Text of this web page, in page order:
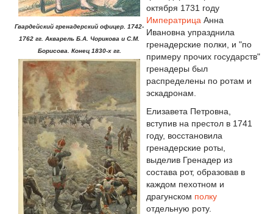
Гвардейский гренадерский офицер. 1742-
1762 гг. Акварель Б.А. Чорикова и С.М.
Борисова. Конец 1830-х гг.
октября 1731 году
Императрица Анна
Ивановна упразднила
гренадерские полки, и "по
примеру прочих государств"
гренадеры был
распределены по ротам и
эскадронам.
Елизавета Петровна,
вступив на престол в 1741
году, восстановила
гренадерские роты,
выделив Гренадер из
состава рот, образовав в
каждом пехотном и
драгунском полку
отдельную роту.